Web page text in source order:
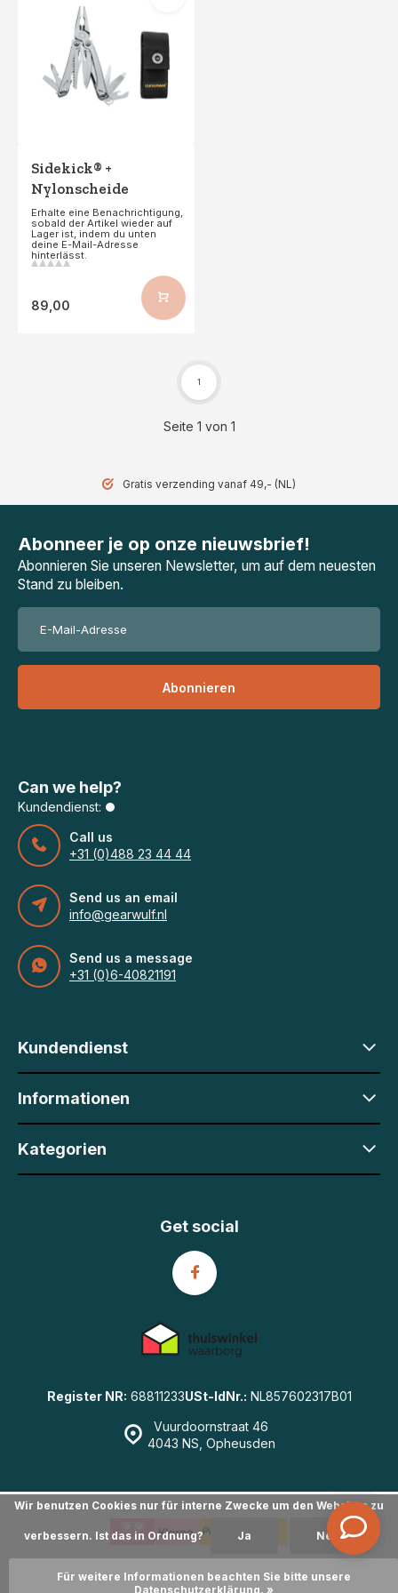
Sidekick® +
Nylonscheide
Erhalte eine Benachrichtigung,
sobald der Artikel wieder auf
Lager ist, indem du unten
deine E-Mail-Adresse
hinterlässt.
89,00
Seite 1 von 1
1
Gratis verzending vanaf 49,- (NL)
Abonneer je op onze nieuwsbrief!
Abonnieren Sie unseren Newsletter, um auf dem neuesten
Stand zu bleiben.
Abonnieren
Can we help?
Kundendienst:
Call us
+31 (0)488 23 44 44
Send us an email
info@gearwulf.nl
Send us a message
+31 (0)6-40821191
Kundendienst
Informationen
Kategorien
Vuurdoornstraat 46
4043 NS, Opheusden
Register NR: 68811233USt-IdNr.: NL857602317B01
Get social
Wir benutzen Cookies nur für interne Zwecke um den Webshop zu
verbessern. Ist das in Ordnung? Ja Nein
Für weitere Informationen beachten Sie bitte unsere
Datenschutzerklärung. »